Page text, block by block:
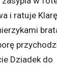
i ratuje Klarę
Dziadek do